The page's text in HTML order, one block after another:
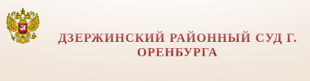
ДЗЕРЖИНСКИЙ РАЙОННЫЙ СУД Г.
ОРЕНБУРГА